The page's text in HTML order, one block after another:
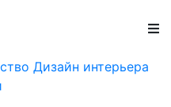
Дизайн интерьера